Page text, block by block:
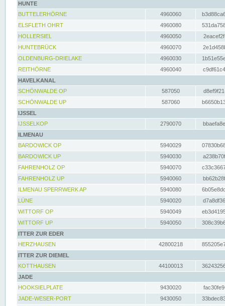
HUNTE
BUTTELERHÖRNE
4960060
ELSFLETH OHRT
4960080
HOLLERSIEL
4960050
HUNTEBRÜCK
4960070
OLDENBURG-DRIELAKE
4960030
REITHÖRNE
4960040
HAVELKANAL
SCHÖNWALDE OP
587050
SCHÖNWALDE UP
587060
IJSSEL
IJSSELKOP
2790070
ILMENAU
BARDOWICK OP
5940029
BARDOWICK UP
5940030
FAHRENHOLZ OP
5940070
FAHRENHOLZ UP
5940060
ILMENAU SPERRWERK AP
5940080
LÜNE
5940020
WITTORF OP
5940049
WITTORF UP
5940050
ITTER ZUR EDER
HERZHAUSEN
42800218
ITTER ZUR DIEMEL
KOTTHAUSEN
44100013
JADE
HOOKSIELPLATE
9430020
JADE-WESER-PORT
9430050